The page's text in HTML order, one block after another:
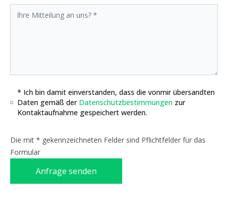
* Ich bin damit einverstanden, dass die vonmir übersandten
Daten gemäß der Datenschutzbestimmungen zur
Kontaktaufnahme gespeichert werden.
Die mit * gekennzeichneten Felder sind Pflichtfelder für das
Formular
Anfrage senden